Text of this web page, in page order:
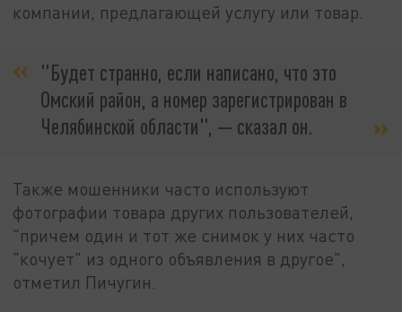
компании, предлагающей услугу или товар.
"Будет странно, если написано, что это
Омский район, а номер зарегистрирован в
Челябинской области", — сказал он.
Также мошенники часто используют
фотографии товара других пользователей,
"причем один и тот же снимок у них часто
"кочует" из одного объявления в другое",
отметил Пичугин.